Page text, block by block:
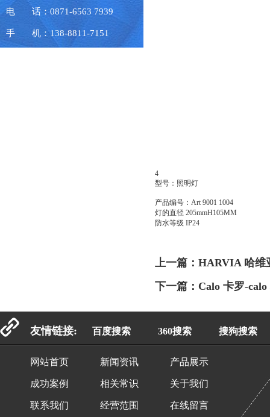
电 话：0871-6563 7939
手 机：138-8811-7151
4
型号：照明灯
产品编号：Art 9001 1004
灯的直径 205mmH105MM
防水等级 IP24
上一篇： HARVIA 哈维
下一篇： Calo 卡罗-
友情链接: 百度搜索 360搜索 搜狗搜索
网站首页 新闻资讯 产品展示
成功案例 相关常识 关于我们
联系我们 经营范围 在线留言